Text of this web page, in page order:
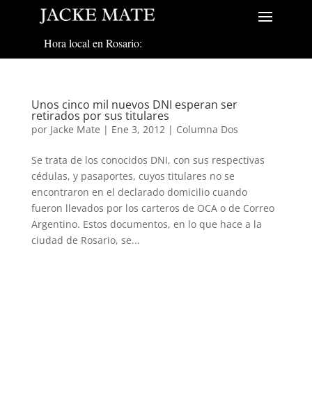
Hora local en Rosario:
Unos cinco mil nuevos DNI esperan ser
retirados por sus titulares
por Jacke Mate | Ene 3, 2012 | Columna Dos
Se trata de los conocidos DNI, con sus respectivas
cédulas, y pasaportes, cuyos titulares no se
encontraron en el declarado domicilio cuando
fueron llevados por los carteros de OCA o de Correo
Argentino. Estos documentos, en lo que hace a la
ciudad de Rosario, se...